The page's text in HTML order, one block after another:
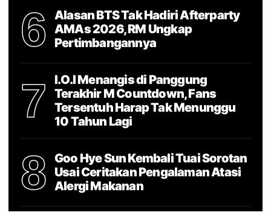
6
Alasan BTS Tak Hadiri Afterparty
AMAs 2026, RM Ungkap
Pertimbangannya
7
I.O.I Menangis di Panggung
Terakhir M Countdown, Fans
Tersentuh Harap Tak Menunggu
10 Tahun Lagi
8
Goo Hye Sun Kembali Tuai Sorotan
Usai Ceritakan Pengalaman Atasi
Alergi Makanan